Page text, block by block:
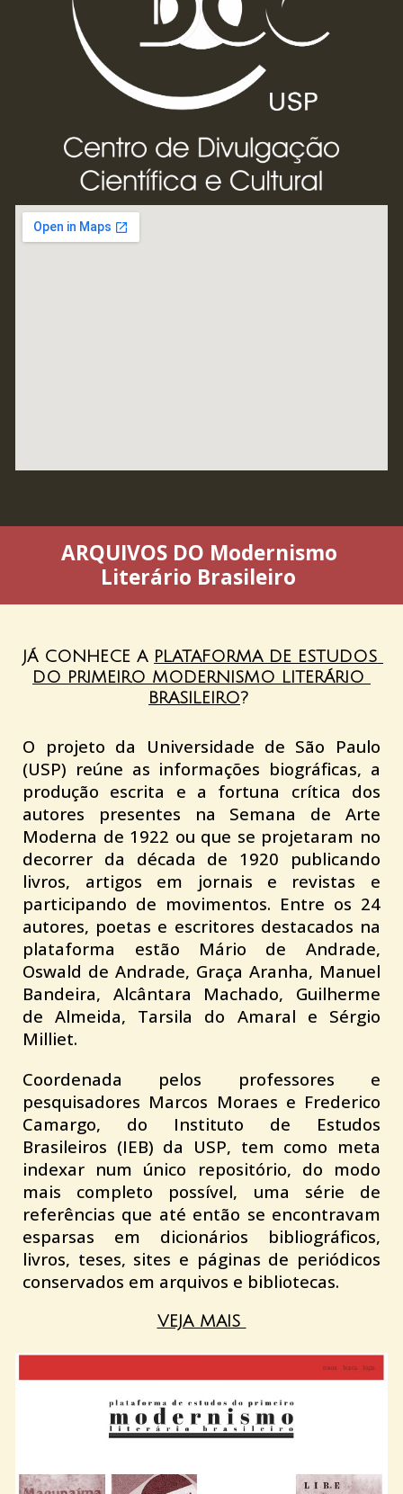
ARQUIVOS DO Modernismo
Literário Brasileiro
JÁ CONHECE A PLATAFORMA DE ESTUDOS
DO PRIMEIRO MODERNISMO LITERÁRIO
BRASILEIRO?
O projeto da Universidade de São Paulo
(USP) reúne as informações biográficas, a
produção escrita e a fortuna crítica dos
autores presentes na Semana de Arte
Moderna de 1922 ou que se projetaram no
decorrer da década de 1920 publicando
livros, artigos em jornais e revistas e
participando de movimentos. Entre os 24
autores, poetas e escritores destacados na
plataforma estão Mário de Andrade,
Oswald de Andrade, Graça Aranha, Manuel
Bandeira, Alcântara Machado, Guilherme
de Almeida, Tarsila do Amaral e Sérgio
Milliet.
Coordenada pelos professores e
pesquisadores Marcos Moraes e Frederico
Camargo, do Instituto de Estudos
Brasileiros (IEB) da USP, tem como meta
indexar num único repositório, do modo
mais completo possível, uma série de
referências que até então se encontravam
esparsas em dicionários bibliográficos,
livros, teses, sites e páginas de periódicos
conservados em arquivos e bibliotecas.
VEJA MAIS